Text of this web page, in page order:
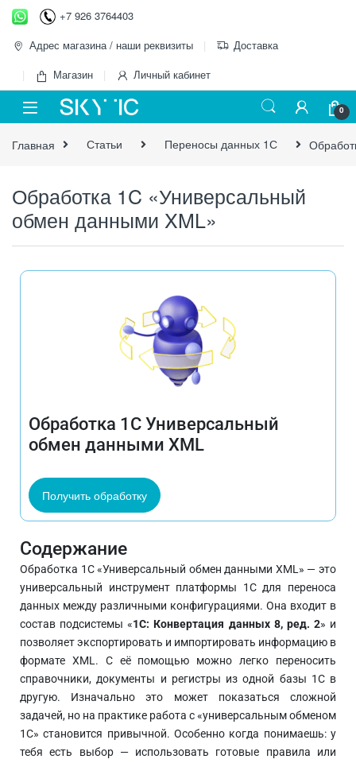
+7 926 3764403
Адрес магазина / наши реквизиты
Доставка
Магазин
Личный кабинет
0
Главная Статьи Переносы данных 1С
Обработка 1C «Универсальный
обмен данными XML»
Обработка 1C Универсальный
обмен данными XML
Получить обработку
Содержание
Обработка 1С «Универсальный обмен данными XML» — это
универсальный инструмент платформы 1С для переноса
данных между различными конфигурациями. Она входит в
состав подсистемы «1С: Конвертация данных 8, ред. 2» и
позволяет экспортировать и импортировать информацию в
формате XML. С её помощью можно легко переносить
справочники, документы и регистры из одной базы 1С в
другую. Изначально это может показаться сложной
задачей, но на практике работа с «универсальным обменом
1С» становится привычной. Особенно когда понимаешь: у
тебя есть выбор — использовать готовые правила или